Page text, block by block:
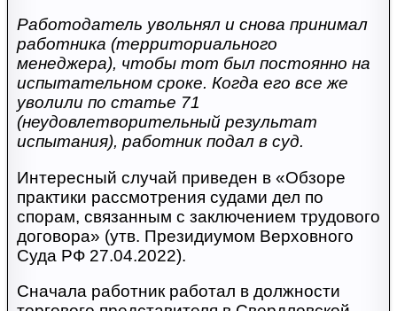
Работодатель увольнял и снова принимал
работника (территориального
менеджера), чтобы тот был постоянно на
испытательном сроке. Когда его все же
уволили по статье 71
(неудовлетворительный результат
испытания), работник подал в суд.
Интересный случай приведен в «Обзоре
практики рассмотрения судами дел по
спорам, связанным с заключением трудового
договора» (утв. Президиумом Верховного
Суда РФ 27.04.2022).
Сначала работник работал в должности